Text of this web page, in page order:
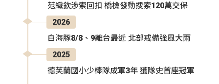
范織欽涉索回扣 橋檢發動搜索120萬交保
2026
白海豚8/8、9離台最近 北部戒備強風大雨
2025
德芙蘭國小少棒隊成軍3年 獲隊史首座冠軍